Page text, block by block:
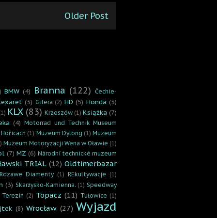
Older Post
BMW (4) Branna (122) Čechie-
(3) Gilera (2) HD (5) Honda (3)
KLX (83) Krzeszów (1) Książka (7)
(4) Motorrad und Technik Museum
(1) Muzeum Dylong (1) Muzeum
Muzeum Motoryzacji Wena w Oławie (1)
(7) MZ (6) Národní technické muzeum
TRIAL (12) Oldtimerbazar
Rdzawe Diamenty (1) REkultywacje (1)
(3) Skarżysko-Kamienna. (1) Speedway
Terezin (2) Topacz (11) Tułowice (1)
(8) Wrocław (27) Wyjazd